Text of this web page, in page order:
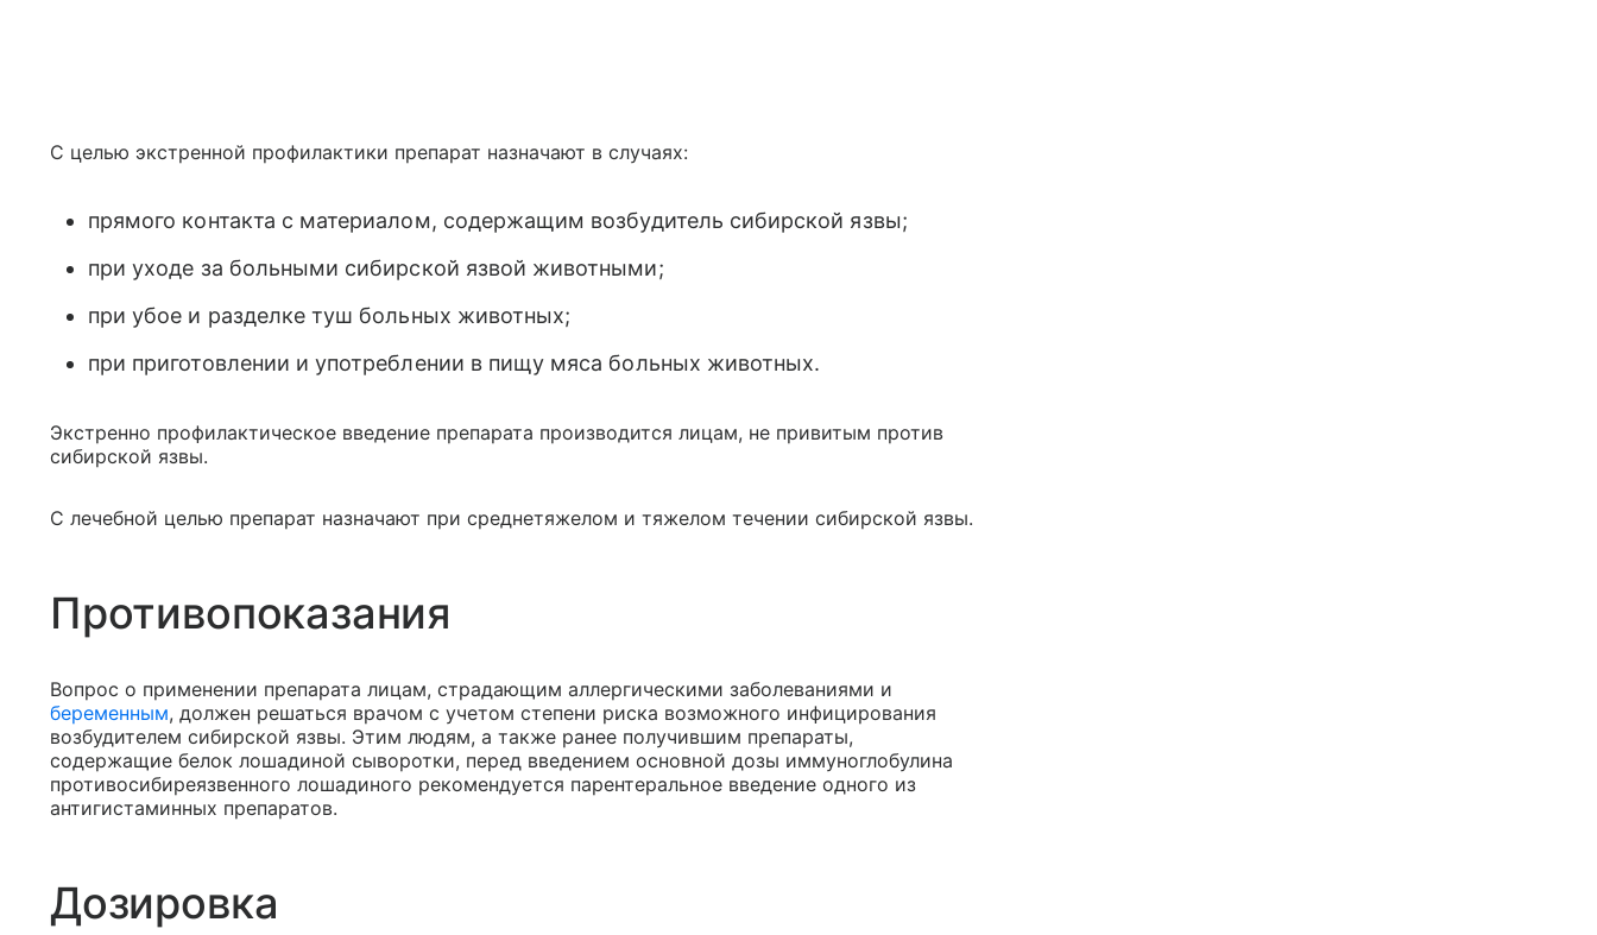
С целью экстренной профилактики препарат назначают в случаях:
прямого контакта с материалом, содержащим возбудитель сибирской язвы;
при уходе за больными сибирской язвой животными;
при убое и разделке туш больных животных;
при приготовлении и употреблении в пищу мяса больных животных.
Экстренно профилактическое введение препарата производится лицам, не привитым против
сибирской язвы.
С лечебной целью препарат назначают при среднетяжелом и тяжелом течении сибирской язвы.
Противопоказания
Вопрос о применении препарата лицам, страдающим аллергическими заболеваниями и
беременным, должен решаться врачом с учетом степени риска возможного инфицирования
возбудителем сибирской язвы. Этим людям, а также ранее получившим препараты,
содержащие белок лошадиной сыворотки, перед введением основной дозы иммуноглобулина
противосибиреязвенного лошадиного рекомендуется парентеральное введение одного из
антигистаминных препаратов.
Дозировка